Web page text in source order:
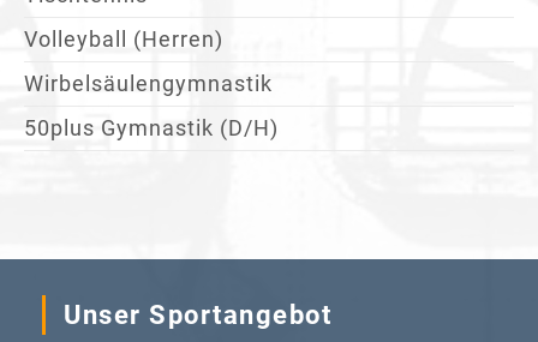
Volleyball (Herren)
Wirbelsäulengymnastik
50plus Gymnastik (D/H)
Unser Sportangebot